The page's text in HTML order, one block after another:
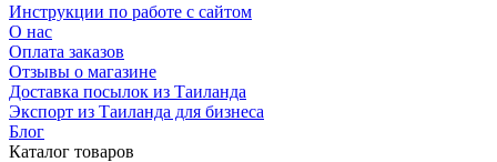
Инструкции по работе с сайтом
О нас
Оплата заказов
Отзывы о магазине
Доставка посылок из Таиланда
Экспорт из Таиланда для бизнеса
Блог
Каталог товаров